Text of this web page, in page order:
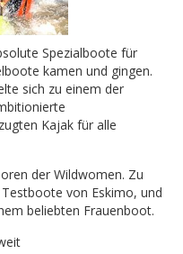
Spezialboote für
kamen und gingen.
sich zu einem der
Kajak für alle
der Wildwomen. Zu
von Eskimo, und
beliebten Frauenboot.